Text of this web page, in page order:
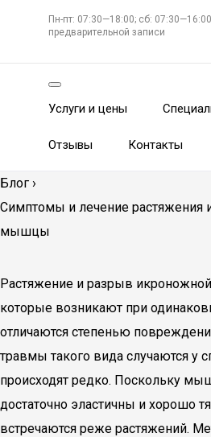
Пн-пт: 07:30—18:00; сб:
предварительной записи
Услуги и цены
Отзывы Контакты
Блог ›
Симптомы и лечение растяжения
мышцы
Растяжение и разрыв
которые возникают при
отличаются степенью
травмы такого вида случаются у
происходят редко. Поскольку
достаточно эластичны и хорошо
встречаются реже растяжений.